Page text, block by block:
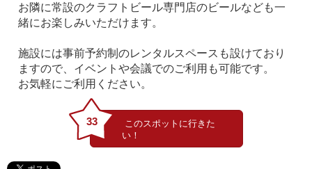
お隣に常設のクラフトビール専門店のビールなども一
緒にお楽しみいただけます。
施設には事前予約制のレンタルスペースも設けており
ますので、イベントや会議でのご利用も可能です。
お気軽にご利用ください。
33